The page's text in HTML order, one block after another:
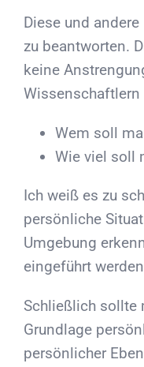
Diese und
zu beantworten.
keine
Wem soll
Wie viel soll
Ich weiß es zu
persönliche
Umgebung
eingeführt
Schließlich sollte
Grundlage
persönlicher